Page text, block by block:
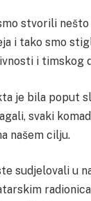
stvorili nešto
i tako smo
i timskog
je bila poput
svaki
našem cilju.
sudjelovali u